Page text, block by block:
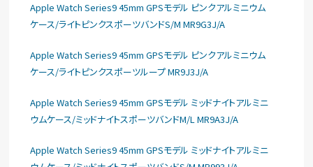
Apple Watch Series9 45mm GPSモデル ピンクアルミニウム
ケース/ライトピンクスポーツバンドS/M MR9G3J/A
Apple Watch Series9 45mm GPSモデル ピンクアルミニウム
ケース/ライトピンクスポーツループ MR9J3J/A
Apple Watch Series9 45mm GPSモデル ミッドナイトアルミニ
ウムケース/ミッドナイトスポーツバンドM/L MR9A3J/A
Apple Watch Series9 45mm GPSモデル ミッドナイトアルミニ